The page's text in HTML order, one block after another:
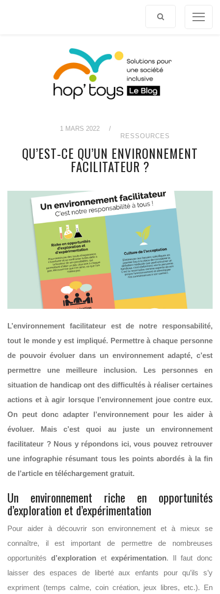
1 MARS 2022
/
RESSOURCES
QU’EST-CE QU’UN ENVIRONNEMENT
FACILITATEUR ?
L’environnement facilitateur est de notre responsabilité,
tout le monde y est impliqué. Permettre à chaque personne
de pouvoir évoluer dans un environnement adapté, c’est
permettre une meilleure inclusion. Les personnes en
situation de handicap ont des difficultés à réaliser certaines
actions et à agir lorsque l’environnement joue contre eux.
On peut donc adapter l’environnement pour les aider à
évoluer. Mais c’est quoi au juste un environnement
facilitateur ? Nous y répondons ici, vous pouvez retrouver
une infographie résumant tous les points abordés à la fin
de l’article en téléchargement gratuit.
Un environnement riche en opportunités
d’exploration et d’expérimentation
Pour aider à découvrir son environnement et à mieux se
connaître, il est important de permettre de nombreuses
opportunités d’exploration et expérimentation. Il faut donc
laisser des espaces de liberté aux enfants pour qu’ils s’y
expriment (temps calme, coin création, jeux libres, etc.). En